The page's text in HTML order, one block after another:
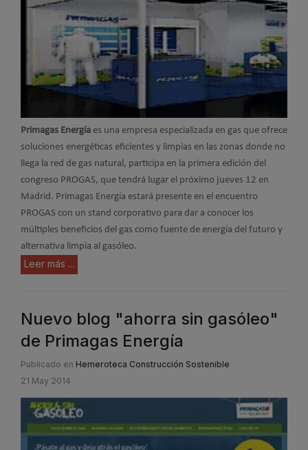
Primagas Energía es una empresa especializada en gas que ofrece
soluciones energéticas eficientes y limpias en las zonas donde no
llega la red de gas natural, participa en la primera edición del
congreso PROGAS, que tendrá lugar el próximo jueves 12 en
Madrid. Primagas Energía estará presente en el encuentro
PROGAS con un stand corporativo para dar a conocer los
múltiples beneficios del gas como fuente de energía del futuro y
alternativa limpia al gasóleo.
Leer más ...
Nuevo blog "ahorra sin gasóleo"
de Primagas Energía
Publicado en Hemeroteca Construcción Sostenible
21 May 2014